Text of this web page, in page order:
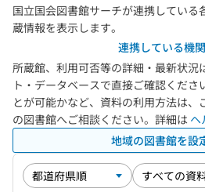
国立国会図書館サーチが連携している
蔵情報を表示します。
連携している機
所蔵館、利用可否等の詳細・最新状況
ト・データベースで直接ご確認くださ
とが可能かなど、資料の利用方法は、
の図書館へご相談ください。詳細は ヘ
地域の図書館を設